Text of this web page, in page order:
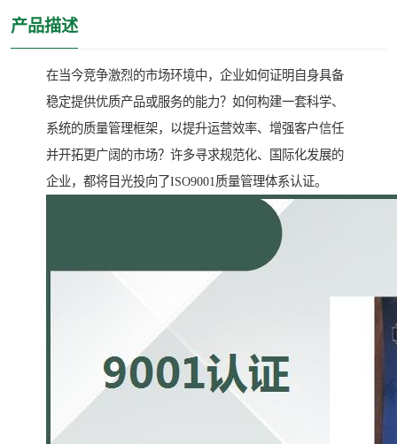
产品描述
在当今竞争激烈的市场环境中，企业如何证明自身具备
稳定提供优质产品或服务的能力？如何构建一套科学、
系统的质量管理框架，以提升运营效率、增强客户信任
并开拓更广阔的市场？许多寻求规范化、国际化发展的
企业，都将目光投向了ISO9001质量管理体系认证。